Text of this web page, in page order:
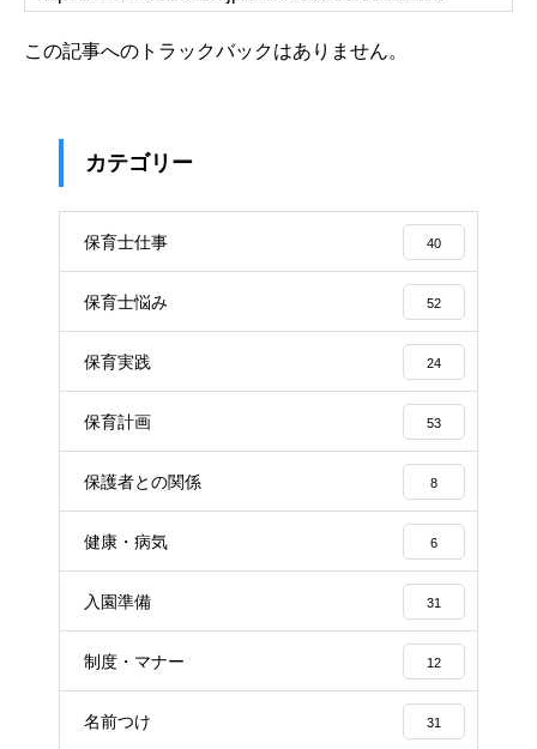
この記事へのトラックバックはありません。
カテゴリー
保育士仕事 40
保育士悩み 52
保育実践 24
保育計画 53
保護者との関係 8
健康・病気 6
入園準備 31
制度・マナー 12
名前つけ 31